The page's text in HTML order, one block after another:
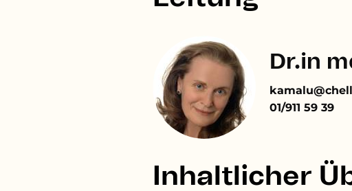
Dr.in
01/911 59 39
Inhaltlicher